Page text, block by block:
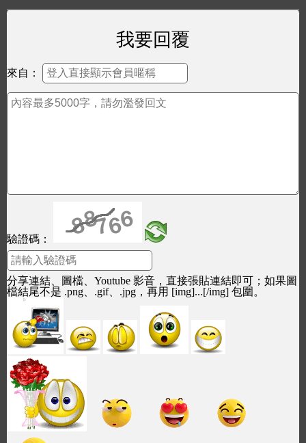
我要回覆
來自：
驗證碼：
分享連結、圖檔、Youtube 影音，直接張貼連結即可；如果圖
檔結尾不是 .png、.gif、.jpg，再用 [img]...[/img] 包圍。